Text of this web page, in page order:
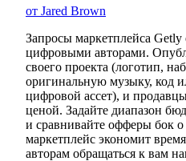
от Jared Brown
Запросы маркетплейса
цифровыми авторами.
своего проекта (логотип,
оригинальную музыку, код
цифровой ассет), и
ценой. Задайте диапазон
и сравнивайте офферы бок
маркетплейс экономит
авторам обращаться к вам